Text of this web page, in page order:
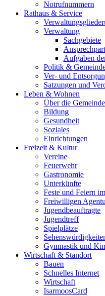
Notrufnummern
Rathaus & Service
Verwaltung
Sachgebiete
Aufgaben
Politik &
Ver- und
Satzungen und
Leben & Wohnen
Über die Gemeinde
Bildung
Gesundheit
Soziales
Einrichtungen
Freizeit & Kultur
Vereine
Feuerwehr
Gastronomie
Unterkünfte
Feste und Feiern
Freiwilligen
Jugendbeauftragte
Jugendtreff
Spielplätze
Gymnastik und
Wirtschaft & Standort
Bauen
Schnelles Internet
Wirtschaft
IsarmoosCard